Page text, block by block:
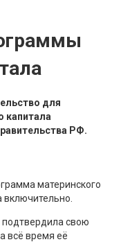
для
капитала
РФ.
материнского
свою
всё время её